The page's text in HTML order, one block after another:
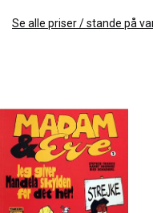
Se alle priser / stande på